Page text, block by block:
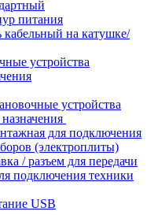
питания
кабельный на катушке/
устройства
устройства
для подключения
(электроплиты)
/ разъем для передачи
подключения техники
USB